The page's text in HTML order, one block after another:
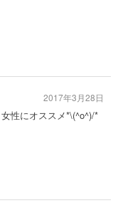
性にオススメ*\(^o^)/*
2017年3月28日